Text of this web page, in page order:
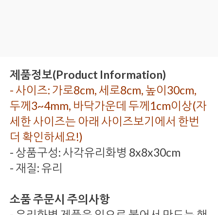
제품정보(Product Information)
- 사이즈: 가로8cm, 세로8cm, 높이30cm,
두께3~4mm, 바닥가운데 두께1cm이상(자
세한 사이즈는 아래 사이즈보기에서 한번
더 확인하세요!)
- 상품구성: 사각유리화병 8x8x30cm
- 재질: 유리
소품 주문시 주의사항